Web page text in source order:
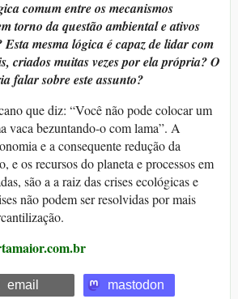
comum entre os mecanismos
torno da questão ambiental e ativos
mesma lógica é capaz de lidar com
criados muitas vezes por ela própria? O
falar sobre este assunto?
que diz: “Você não pode colocar um
vaca bezuntando-o com lama”. A
e a consequente redução da
e os recursos do planeta e processos em
são a a raiz das crises ecológicas e
não podem ser resolvidas por mais
email mastodon